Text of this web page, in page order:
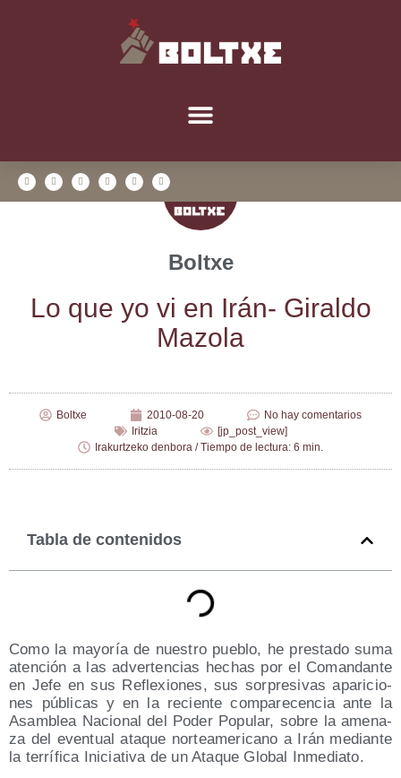
Boltxe
Lo que yo vi en Irán- Giral­do
Mazola
Boltxe 2010-08-20
No hay comentarios
Iritzia
[jp_post_view]
Irakurtzeko denbora / Tiempo de lectura: 6 min.
Tabla de contenidos
Como la mayo­ría de nues­tro pue­blo, he pres­ta­do suma
aten­ción a las adver­ten­cias hechas por el Coman­dan­te
en Jefe en sus Refle­xio­nes, sus sor­pre­si­vas apa­ri­cio­
nes públi­cas y en la recien­te com­pa­re­cen­cia ante la
Asam­blea Nacio­nal del Poder Popu­lar, sobre la ame­na­
za del even­tual ata­que nor­te­ame­ri­cano a Irán median­te
la terrí­fi­ca Ini­cia­ti­va de un Ata­que Glo­bal Inmediato.